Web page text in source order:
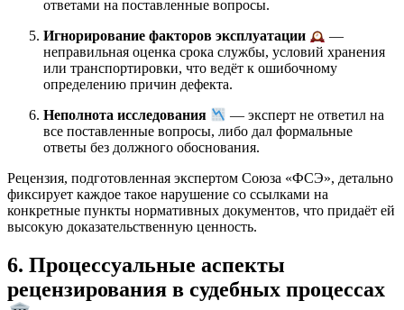
ответами на поставленные вопросы.
Игнорирование факторов эксплуатации
—
неправильная оценка срока службы, условий хранения
или транспортировки, что ведёт к ошибочному
определению причин дефекта.
Неполнота исследования
— эксперт не ответил на
все поставленные вопросы, либо дал формальные
ответы без должного обоснования.
Рецензия, подготовленная экспертом Союза «ФСЭ», детально
фиксирует каждое такое нарушение со ссылками на
конкретные пункты нормативных документов, что придаёт ей
высокую доказательственную ценность.
6. Процессуальные аспекты
рецензирования в судебных процессах